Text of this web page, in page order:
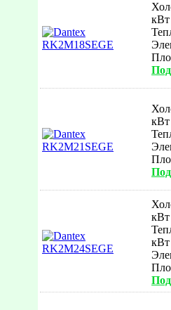
кВт
кВт
кВт
кВт